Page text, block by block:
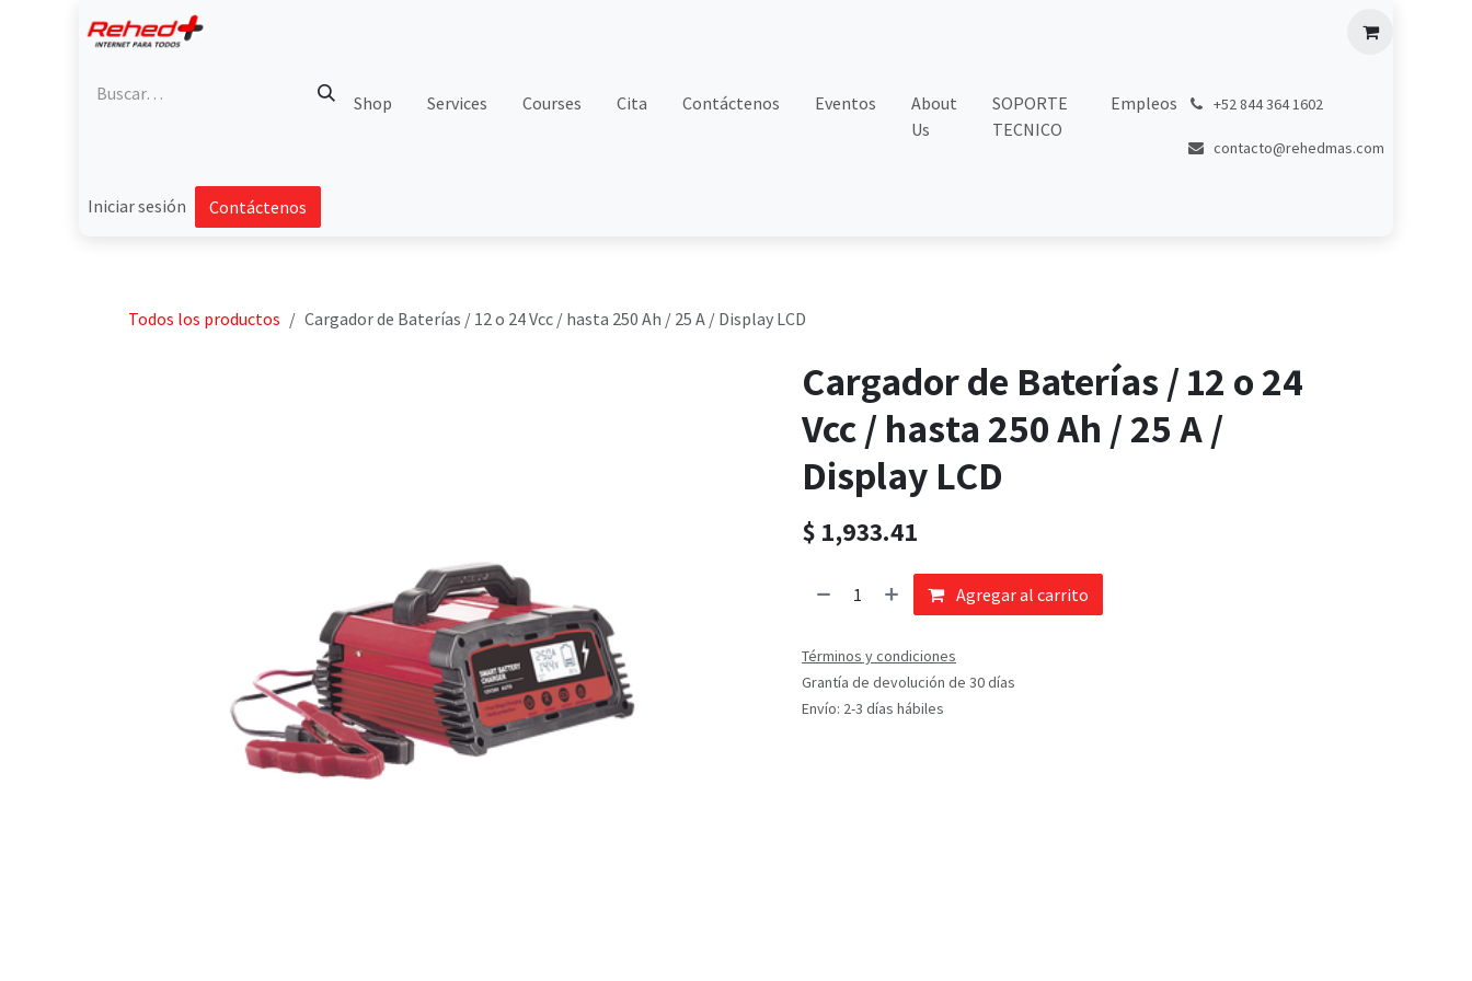
Shop Services Courses Cita Contáctenos Eventos
About
Us
SOPORTE
TECNICO
Empleos +52 844 364 1602
contacto@rehedmas.com
Iniciar sesión Contáctenos
Todos los productos Cargador de Baterías / 12 o 24 Vcc / hasta 250 Ah / 25 A / Display LCD
Cargador de Baterías / 12 o 24
Vcc / hasta 250 Ah / 25 A /
Display LCD
$ 1,933.41
Agregar al carrito
Términos y condiciones
Grantía de devolución de 30 días
Envío: 2-3 días hábiles